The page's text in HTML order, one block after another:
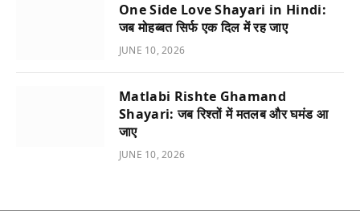
One Side Love Shayari in Hindi:
जब मोहब्बत सिर्फ एक दिल में रह जाए
JUNE 10, 2026
Matlabi Rishte Ghamand
Shayari: जब रिश्तों में मतलब और घमंड आ
जाए
JUNE 10, 2026